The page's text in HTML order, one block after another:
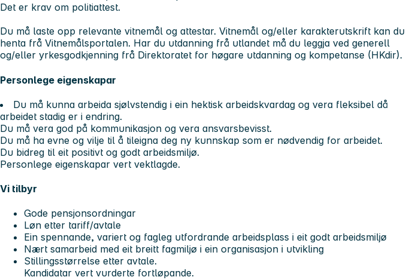
Det er krav om politiattest.
Du må laste opp relevante vitnemål og attestar. Vitnemål og/eller karakterutskrift kan du
henta frå Vitnemålsportalen. Har du utdanning frå utlandet må du leggja ved generell
og/eller yrkesgodkjenning frå Direktoratet for høgare utdanning og kompetanse (HKdir).
Personlege eigenskapar
Du må kunna arbeida sjølvstendig i ein hektisk arbeidskvardag og vera fleksibel då
arbeidet stadig er i endring.
Du må vera god på kommunikasjon og vera ansvarsbevisst.
Du må ha evne og vilje til å tileigna deg ny kunnskap som er nødvendig for arbeidet.
Du bidreg til eit positivt og godt arbeidsmiljø.
Personlege eigenskapar vert vektlagde.
Vi tilbyr
Gode pensjonsordningar
Løn etter tariff/avtale
Ein spennande, variert og fagleg utfordrande arbeidsplass i eit godt arbeidsmiljø
Nært samarbeid med eit breitt fagmiljø i ein organisasjon i utvikling
Stillingsstørrelse etter avtale.
Kandidatar vert vurderte fortløpande.